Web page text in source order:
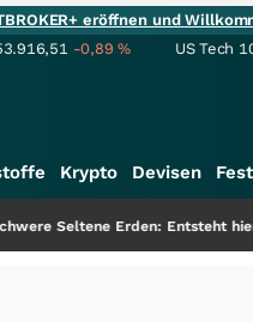
eröffnen und
-0,89% US Tech
Krypto Devisen
Erden: Entsteht hier die